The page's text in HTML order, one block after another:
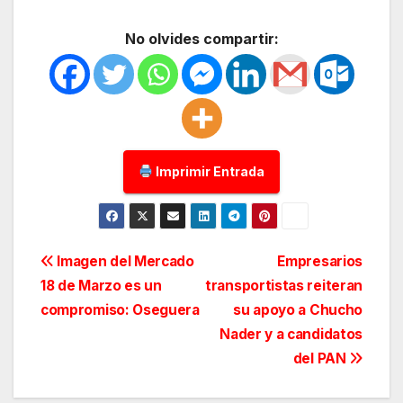
No olvides compartir:
Imprimir Entrada
Navegación
de
Empresarios
transportistas reiteran
su apoyo a Chucho
Nader y a candidatos
del PAN
Imagen del Mercado
18 de Marzo es un
compromiso: Oseguera